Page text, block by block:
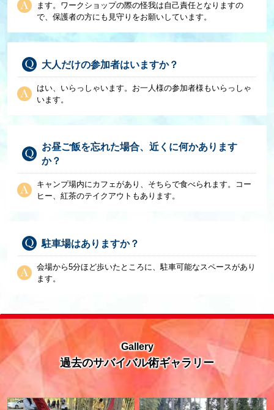
ます。ワークショップの際の怪我は自己責任となりますの
で、保護者の方にも見守りをお願いしています。
大人だけの参加者はいますか？
はい、いらっしゃいます。お一人様の参加者様もいらっしゃ
います。
お昼ご飯を忘れた場合、近くに何かあります
か？
キャンプ場内にカフェがあり、そちらで食べられます。コー
ヒー、紅茶のテイクアウトもあります。
駐車場はありますか？
会場から5分ほど歩いたところに、駐車可能なスペースがあり
ます。
Gallery
過去のサバイバル術ギャラリー